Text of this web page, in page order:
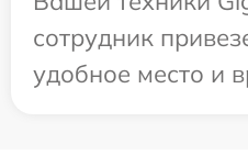
сотрудник
удобное место и